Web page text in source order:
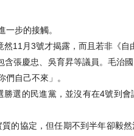
步的接觸。
11月3號才揭露，而且若非《
張慶忠、吳育昇等議員。毛治
自己不來」。
選的民進黨，並沒有在4號到
的協定，但任期不到半年卻毅